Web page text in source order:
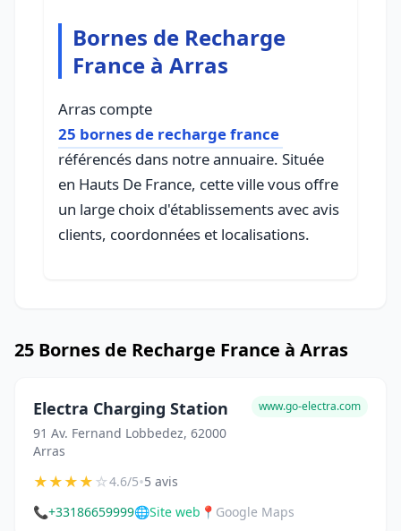
Bornes de Recharge
France à Arras
Arras compte
25 bornes de recharge france
référencés dans notre annuaire. Située
en Hauts De France, cette ville vous offre
un large choix d'établissements avec avis
clients, coordonnées et localisations.
25 Bornes de Recharge France à Arras
Electra Charging Station
91 Av. Fernand Lobbedez, 62000
Arras
www.go-electra.com
★★★★☆4.6/5•5 avis
📞+33186659999🌐Site web 📍 Google Maps